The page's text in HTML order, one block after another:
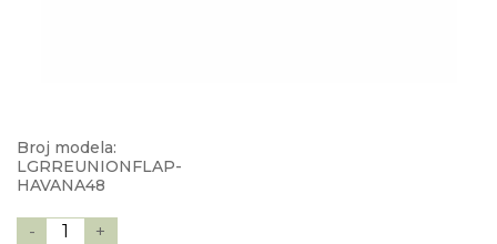
Broj modela:
LGRREUNIONFLAP-
HAVANA48
- 1 +